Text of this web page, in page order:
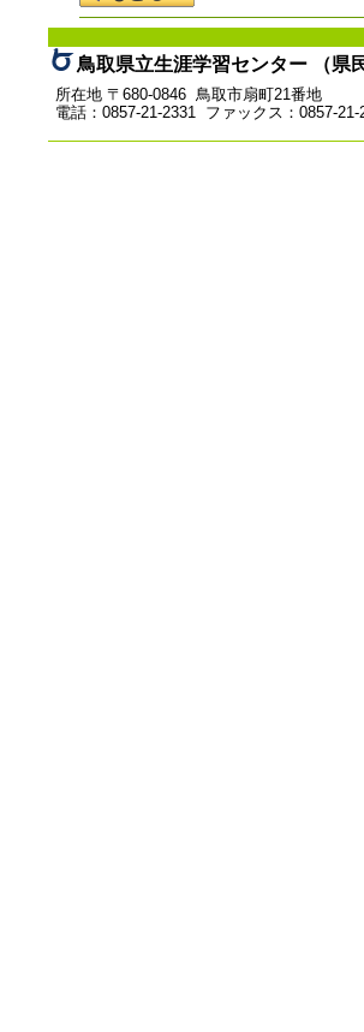
鳥取県立生涯学習センター （県
所在地 〒680-0846 鳥取市扇町21番地
電話：0857-21-2331 ファックス：0857-21-